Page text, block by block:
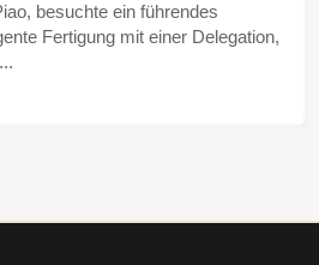
besuchte ein führendes
Fertigung mit einer Delegation,